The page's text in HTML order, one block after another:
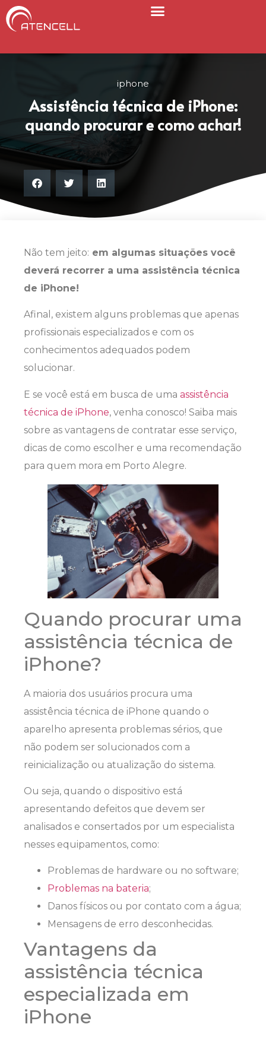
iphone
Assistência técnica de iPhone:
quando procurar e como achar!
Não tem jeito: em algumas situações você
deverá recorrer a uma assistência técnica
de iPhone!
Afinal, existem alguns problemas que apenas
profissionais especializados e com os
conhecimentos adequados podem
solucionar.
E se você está em busca de uma assistência
técnica de iPhone, venha conosco! Saiba mais
sobre as vantagens de contratar esse serviço,
dicas de como escolher e uma recomendação
para quem mora em Porto Alegre.
Quando procurar uma
assistência técnica de
iPhone?
A maioria dos usuários procura uma
assistência técnica de iPhone quando o
aparelho apresenta problemas sérios, que
não podem ser solucionados com a
reinicialização ou atualização do sistema.
Ou seja, quando o dispositivo está
apresentando defeitos que devem ser
analisados e consertados por um especialista
nesses equipamentos, como:
Problemas de hardware ou no software;
Problemas na bateria;
Danos físicos ou por contato com a água;
Mensagens de erro desconhecidas.
Vantagens da
assistência técnica
especializada em
iPhone